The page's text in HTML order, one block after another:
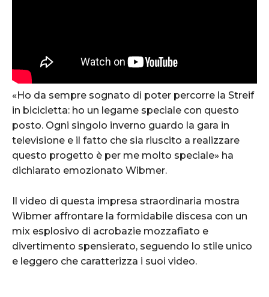
«Ho da sempre sognato di poter percorre la Streif
in bicicletta: ho un legame speciale con questo
posto. Ogni singolo inverno guardo la gara in
televisione e il fatto che sia riuscito a realizzare
questo progetto è per me molto speciale» ha
dichiarato emozionato Wibmer.
Il video di questa impresa straordinaria mostra
Wibmer affrontare la formidabile discesa con un
mix esplosivo di acrobazie mozzafiato e
divertimento spensierato, seguendo lo stile unico
e leggero che caratterizza i suoi video.